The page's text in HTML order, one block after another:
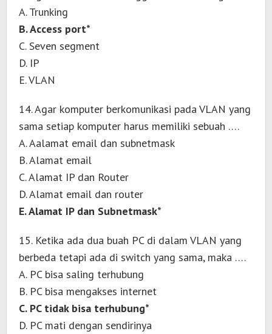
A. Trunking
B. Access port*
C. Seven segment
D. IP
E. VLAN
14. Agar komputer berkomunikasi pada VLAN yang
sama setiap komputer harus memiliki sebuah ….
A. Aalamat email dan subnetmask
B. Alamat email
C. Alamat IP dan Router
D. Alamat email dan router
E. Alamat IP dan Subnetmask*
15. Ketika ada dua buah PC di dalam VLAN yang
berbeda tetapi ada di switch yang sama, maka ….
A. PC bisa saling terhubung
B. PC bisa mengakses internet
C. PC tidak bisa terhubung*
D. PC mati dengan sendirinya